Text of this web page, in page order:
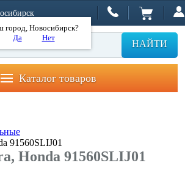
город, Новосибирск?
Да
Нет
НАЙТИ
Каталог товаров
91560SLIJ01
Honda 91560SLIJ01